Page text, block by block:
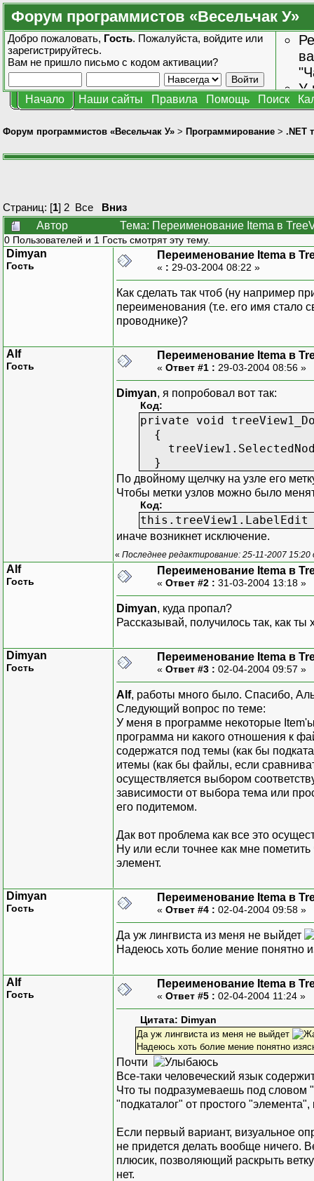
Форум программистов «Весельчак У»
Добро пожаловать, Гость. Пожалуйста, войдите или
зарегистрируйтесь.
Вам не пришло письмо с кодом активации?
У
Начало Наши сайты Правила Помощь Поиск
Форум программистов «Весельчак У» > Программирование > .NET
Страниц: [1] 2 Все
Вниз
Автор
Тема: Переименование Itema в
0 Пользователей и 1 Гость смотрят эту тему.
Dimyan
Гость
Переименование Itema в
« : 29-03-2004 08:22 »
Как сделать так чтоб (ну например
переименования (т.е. его имя стало
проводнике)?
Alf
Гость
Переименование Itema в
« Ответ #1 : 29-03-2004 08:56 »
Dimyan, я попробовал вот так:
Код:
private void
{
}
По двойному щелчку на узле его
Чтобы метки узлов можно было
Код:
иначе возникнет исключение.
« Последнее редактирование: 25-11-2007 15:20
Alf
Гость
Переименование Itema в
« Ответ #2 : 31-03-2004 13:18 »
Dimyan, куда пропал?
Рассказывай, получилось так, как
Dimyan
Гость
Переименование Itema в
« Ответ #3 : 02-04-2004 09:57 »
Alf, работы много было. Спасибо,
Следующий вопрос по теме:
У меня в программе некоторые
программа ни какого отношения к
содержатся под темы (как бы
итемы (как бы файлы, если
осуществляется выбором
зависимости от выбора тема или
его подитемом.
Дак вот проблема как все это
Ну или если точнее как мне
элемент.
Dimyan
Гость
Переименование Itema в
« Ответ #4 : 02-04-2004 09:58 »
Да уж лингвиста из меня не выйдет
Надеюсь хоть болие мение понятно
Alf
Гость
Переименование Itema в
« Ответ #5 : 02-04-2004 11:24 »
Цитата: Dimyan
Да уж лингвиста из меня не выйдет
Надеюсь хоть болие мение понятно
Почти
Все-таки человеческий язык
Что ты подразумеваешь под словом
"подкаталог" от простого
Если первый вариант, визуальное
не придется делать вообще ничего.
плюсик, позволяющий раскрыть
нет.